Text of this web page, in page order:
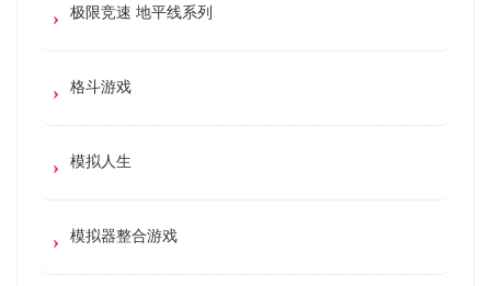
极限竞速 地平线系列
格斗游戏
模拟人生
模拟器整合游戏